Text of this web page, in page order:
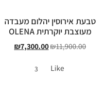
טבעת אירוסין יהלום מעבדה
מעוצבת יוקרתית OLENA
₪11,900.00
₪7,300.00
Like